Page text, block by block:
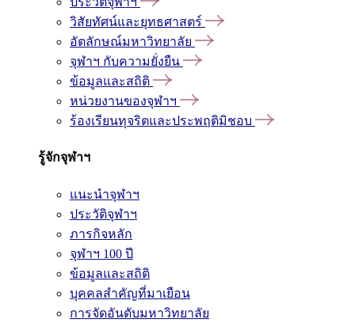
วิสัยทัศน์และยุทธศาสตร์
อัตลักษณ์มหาวิทยาลัย
จุฬาฯ กับความยั่งยืน
ข้อมูลและสถิติ
หน่วยงานของจุฬาฯ
ร้องเรียนทุจริตและประพฤติมิชอบ
รู้จักจุฬาฯ
แนะนำจุฬาฯ
ประวัติจุฬาฯ
ภารกิจหลัก
จุฬาฯ 100 ปี
ข้อมูลและสถิติ
บุคคลสำคัญที่มาเยือน
การจัดอันดับมหาวิทยาลัย